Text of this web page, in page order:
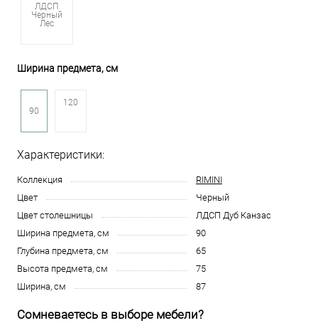
ЛДСП
Черный
Лес
Ширина предмета, см
90
120
Характеристики:
Коллекция
RIMINI
Цвет
Черный
Цвет столешницы
ЛДСП Дуб Канзас
Ширина предмета, см
90
Глубина предмета, см
65
Высота предмета, см
75
Ширина, см
87
Сомневаетесь в выборе мебели?